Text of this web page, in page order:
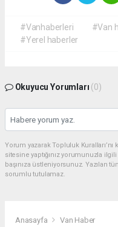
#Vanhaberleri #Van
#Yerel haberler
Okuyucu Yorumları (0)
Yorum yazarak Topluluk
sitesine yaptığınız yorumunuzla
başınıza üstleniyorsunuz. Yazılan
sorumlu tutulamaz.
Anasayfa Van Haber